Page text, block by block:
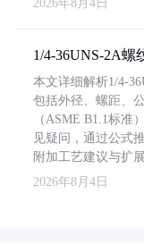
2026年8月4日
1/4-36UNS-2A螺
本文详细解析1/4-
包括外径、螺距、
（ASME B1.1标准
见疑问，通过公式
附加工艺建议与扩展
2026年8月4日